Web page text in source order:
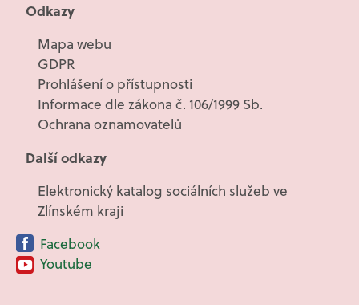
Odkazy
Mapa webu
GDPR
Prohlášení o přístupnosti
Informace dle zákona č. 106/1999 Sb.
Ochrana oznamovatelů
Další odkazy
Elektronický katalog sociálních služeb ve
Zlínském kraji
Facebook
Youtube